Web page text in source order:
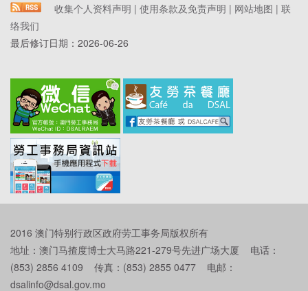
收集个人资料声明 | 使用条款及免责声明 | 网站地图 | 联
络我们
最后修订日期： 2026-06-26
2016 澳门特别行政区政府劳工事务局版权所有
地址：澳门马揸度博士大马路221-279号先进广场大厦 电话：
(853) 2856 4109 传真：(853) 2855 0477 电邮：
dsalinfo@dsal.gov.mo